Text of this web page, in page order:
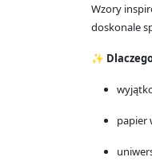
Wzory
doskonale
✨
papier